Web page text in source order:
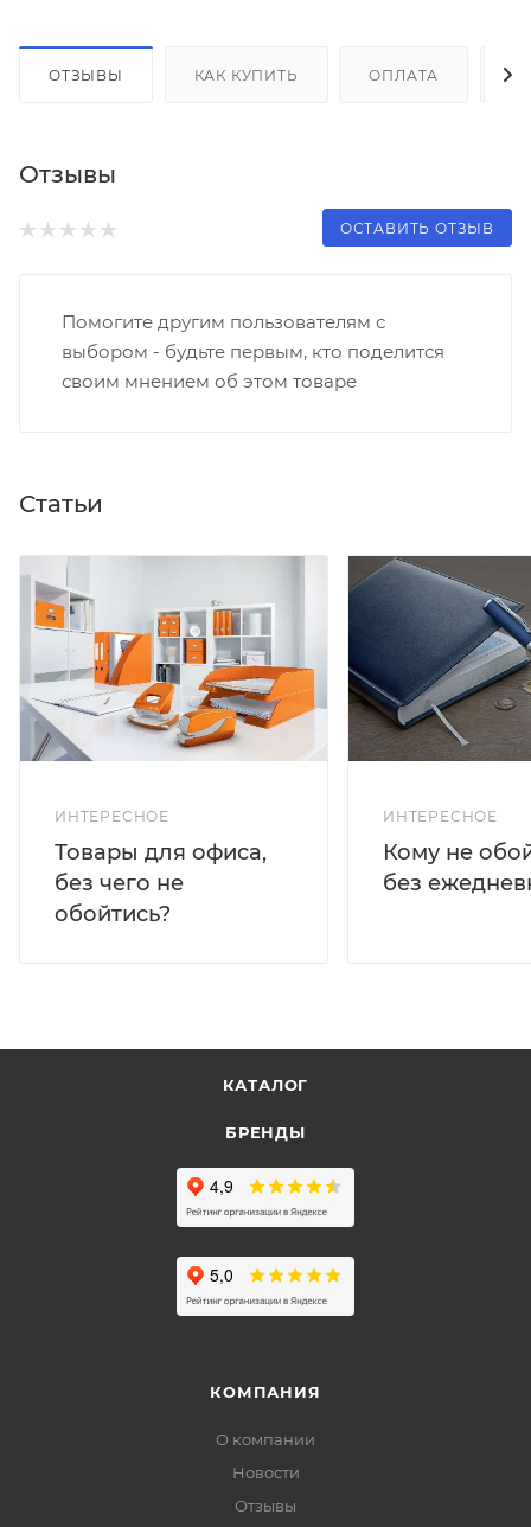
ОТЗЫВЫ КАК КУПИТЬ ОПЛАТА
Отзывы
ОСТАВИТЬ ОТЗЫВ
Помогите другим пользователям с
выбором - будьте первым, кто поделится
своим мнением об этом товаре
Статьи
ИНТЕРЕСНОЕ
Товары для офиса,
без чего не
обойтись?
ИНТЕРЕСНОЕ
Кому не
без
КАТАЛОГ
БРЕНДЫ
КОМПАНИЯ
О компании
Новости
Отзывы